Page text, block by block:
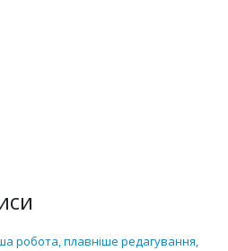
робота, плавніше редагування,